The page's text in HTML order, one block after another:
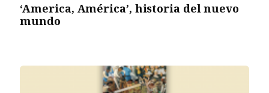
‘America, América’, historia del nuevo
mundo